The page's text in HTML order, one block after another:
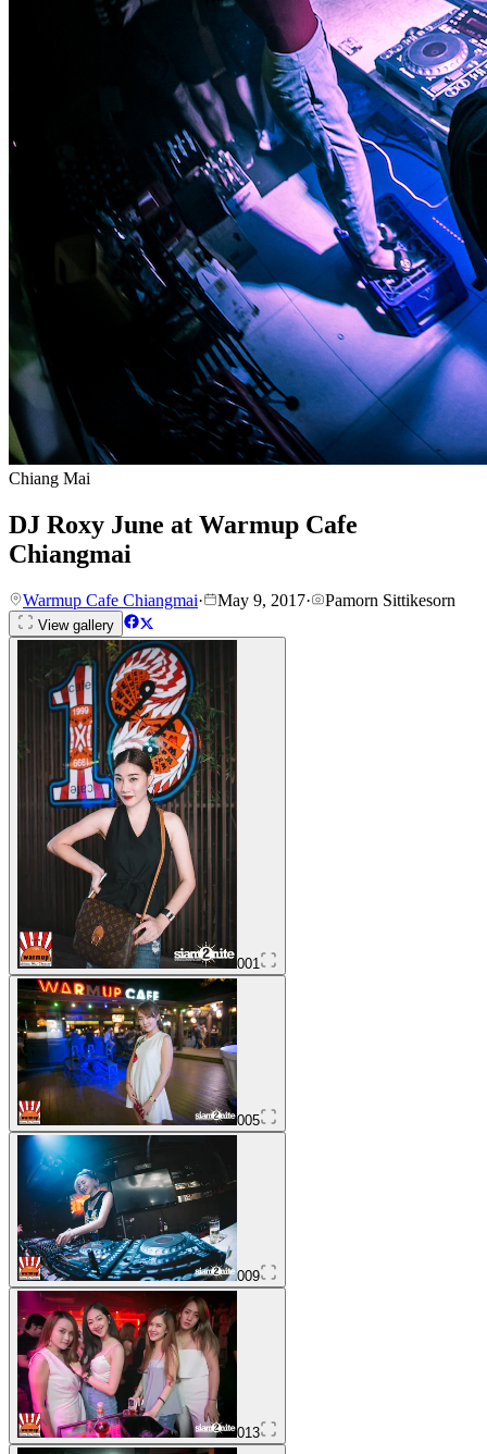
Chiang Mai
DJ Roxy June at Warmup Cafe
Chiangmai
Warmup Cafe Chiangmai· May 9, 2017· Pamorn Sittikesorn
View gallery
001
005
009
013